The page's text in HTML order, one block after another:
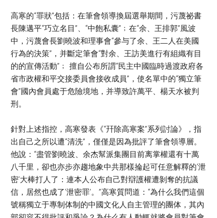
高寒的“罪狀”包括：在筆會領導換屆選舉期間，污蔑祕書
長陳邁平“巧立名目”、“中飽私囊”﹔在“余、王排郭”風波
中，污蔑會長劉曉波和理事會“參与了余、王二人在美國
行為的決策”，并斷定筆會“對余、王訪美進行有組織有目
的的宣傳活動”﹔ 擅自公布所謂“民主中國臨時過渡政府各
省市政權和平交接委員會接收成員”，使名單中的“獨立筆
會”國內會員處于危險境地，并導致許萬平、楊天水被判
刑。
針對上述指控，高寒發表《“幵除高寒案”系列討論》，指
出自己之所以遭“清洗”，僅僅是因為批評了筆會領導層。
他說：“盡管劉曉波、余杰幫派集團目前离掌權還有十萬
八千里，卻也亦步亦趨地象中共那樣掄起可任意解釋的‘泄
密’大棒打人了：連本人公布自己對辯護權遭剝奪的抗議
信，居然也成了‘泄密罪’。”高寒質問道：“為什么我們這個
號稱獨立于專制体制的中國文化人自主管理的團体，其內